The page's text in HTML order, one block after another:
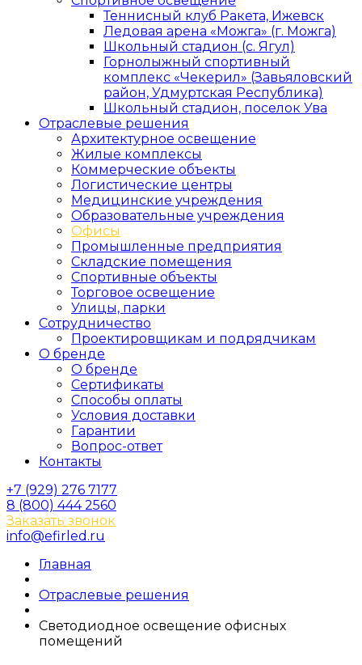
Теннисный клуб Ракета, Ижевск
Ледовая арена «Можга» (г. Можга)
Школьный стадион (с. Ягул)
Горнолыжный спортивный
комплекс «Чекерил» (Завьяловский
район, Удмуртская Республика)
Школьный стадион, поселок Ува
Отраслевые решения
Архитектурное освещение
Жилые комплексы
Коммерческие объекты
Логистические центры
Медицинские учреждения
Образовательные учреждения
Офисы
Промышленные предприятия
Складские помещения
Спортивные объекты
Торговое освещение
Улицы, парки
Сотрудничество
Проектировщикам и подрядчикам
О бренде
О бренде
Сертификаты
Способы оплаты
Условия доставки
Гарантии
Вопрос-ответ
Контакты
+7 (929) 276 7177
8 (800) 444 2560
Заказать звонок
info@efirled.ru
Главная
Отраслевые решения
Светодиодное освещение офисных
помещений